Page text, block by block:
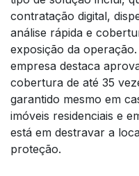
contratação digital,
análise rápida e
exposição da
empresa destaca
cobertura de até 35
garantido mesmo em
imóveis residenciais e
está em destravar a
proteção.